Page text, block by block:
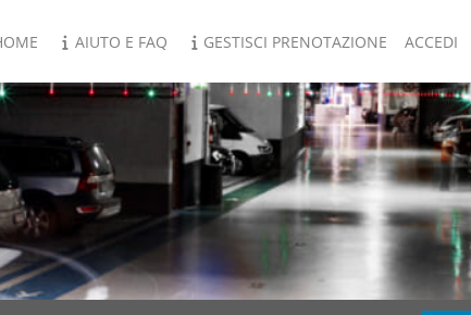
AIUTO E FAQ GESTISCI PRENOTAZIONE ACCEDI